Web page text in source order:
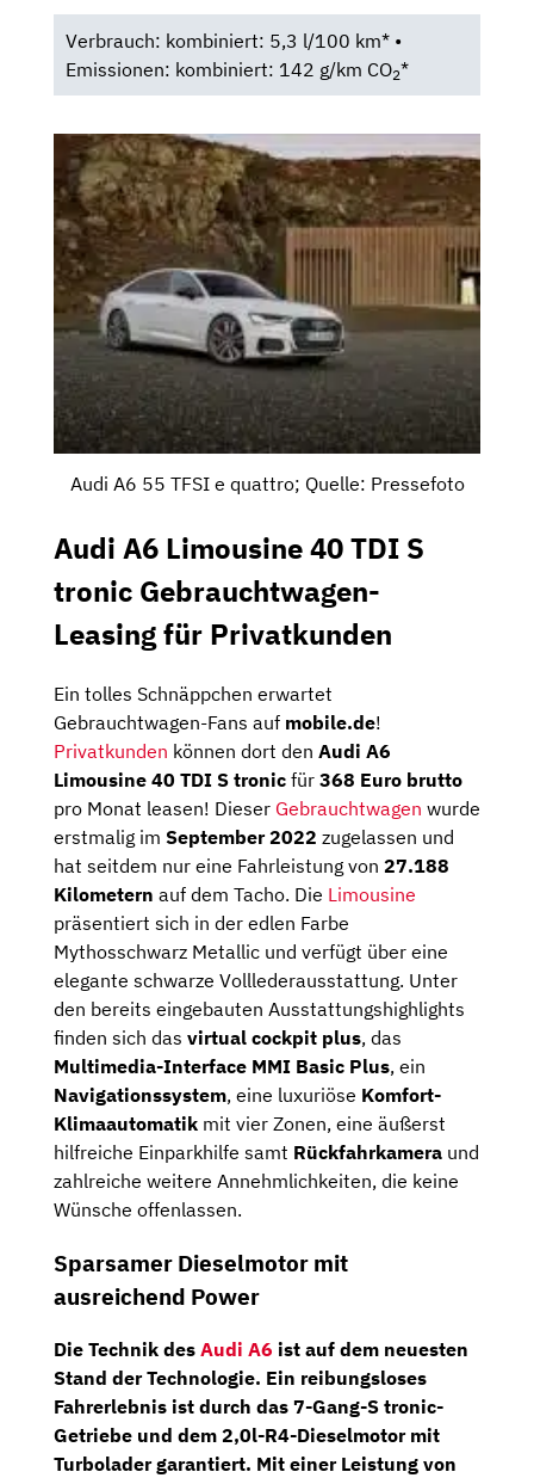
Verbrauch: kombiniert: 5,3 l/100 km* •
Emissionen: kombiniert: 142 g/km CO2*
Audi A6 55 TFSI e quattro; Quelle: Pressefoto
Audi A6 Limousine 40 TDI S
tronic Gebrauchtwagen-
Leasing für Privatkunden
Ein tolles Schnäppchen erwartet
Gebrauchtwagen-Fans auf mobile.de!
Privatkunden können dort den Audi A6
Limousine 40 TDI S tronic für 368 Euro brutto
pro Monat leasen! Dieser Gebrauchtwagen wurde
erstmalig im September 2022 zugelassen und
hat seitdem nur eine Fahrleistung von 27.188
Kilometern auf dem Tacho. Die Limousine
präsentiert sich in der edlen Farbe
Mythosschwarz Metallic und verfügt über eine
elegante schwarze Volllederausstattung. Unter
den bereits eingebauten Ausstattungshighlights
finden sich das virtual cockpit plus, das
Multimedia-Interface MMI Basic Plus, ein
Navigationssystem, eine luxuriöse Komfort-
Klimaautomatik mit vier Zonen, eine äußerst
hilfreiche Einparkhilfe samt Rückfahrkamera und
zahlreiche weitere Annehmlichkeiten, die keine
Wünsche offenlassen.
Sparsamer Dieselmotor mit
ausreichend Power
Die Technik des Audi A6 ist auf dem neuesten
Stand der Technologie. Ein reibungsloses
Fahrerlebnis ist durch das 7-Gang-S tronic-
Getriebe und dem 2,0l-R4-Dieselmotormit
Turbolader garantiert. Mit einer Leistung von